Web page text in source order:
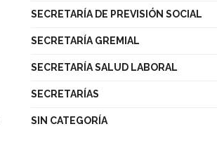
SECRETARÍA DE PREVISIÓN SOCIAL
SECRETARÍA GREMIAL
SECRETARÍA SALUD LABORAL
SECRETARÍAS
SIN CATEGORÍA